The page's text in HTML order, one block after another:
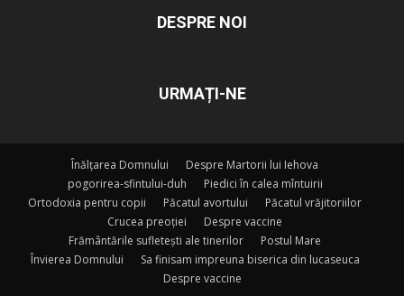
DESPRE NOI
URMAȚI-NE
Înălțarea Domnului
Despre Martorii lui Iehova
pogorirea-sfintului-duh
Piedici în calea mîntuirii
Ortodoxia pentru copii
Păcatul avortului
Păcatul vrăjitoriilor
Crucea preoției
Despre vaccine
Frământările sufletești ale tinerilor
Postul Mare
Învierea Domnului
Sa finisam impreuna biserica din lucaseuca
Despre vaccine